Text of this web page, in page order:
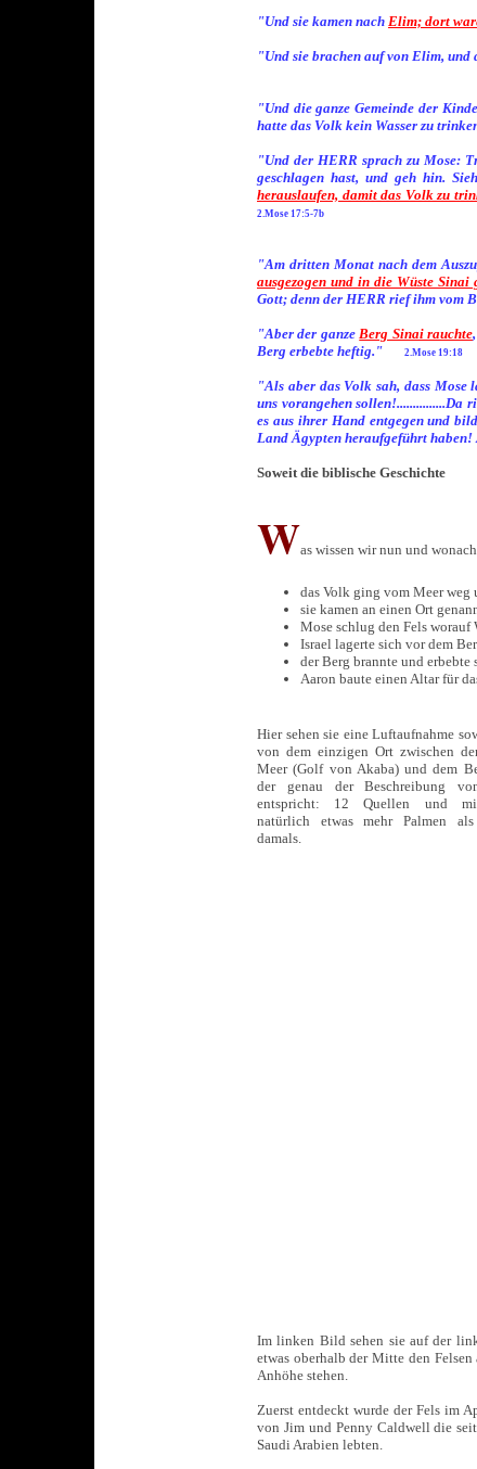
"Und sie kamen nach Elim; dort
"Und sie brachen auf von Elim, und
"Und die ganze Gemeinde der
hatte das Volk kein Wasser zu
"Und der HERR sprach zu Mose:
geschlagen hast, und geh hin.
herauslaufen, damit das Volk zu
2.Mose 17:5-7b
"Am dritten Monat nach dem
ausgezogen und in die Wüste
Gott; denn der HERR rief ihm vom
"Aber der ganze Berg Sinai rauchte
Berg erbebte heftig." 2.Mose 19:18
"Als aber das Volk sah, dass Mose
uns vorangehen sollen!...............Da
es aus ihrer Hand entgegen und
Land Ägypten heraufgeführt haben!
Soweit die biblische Geschichte
Was wissen wir nun und
das Volk ging vom Meer weg
sie kamen an einen Ort
Mose schlug den Fels worauf
Israel lagerte sich vor dem
der Berg brannte und erbebte
Aaron baute einen Altar für
Hier sehen sie eine Luftaufnahme
von dem einzigen Ort zwischen
Meer (Golf von Akaba) und dem
der genau der Beschreibung
entspricht: 12 Quellen und
natürlich etwas mehr Palmen
damals.
Im linken Bild sehen sie auf der
etwas oberhalb der Mitte den Felsen
Anhöhe stehen.
Zuerst entdeckt wurde der Fels im
von Jim und Penny Caldwell die
Saudi Arabien lebten.